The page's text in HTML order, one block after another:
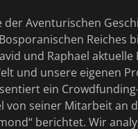
der Aventurischen
Reiches
und Raphael
und unsere eigenen
ein
von seiner Mitarbeit an
berichtet. Wir